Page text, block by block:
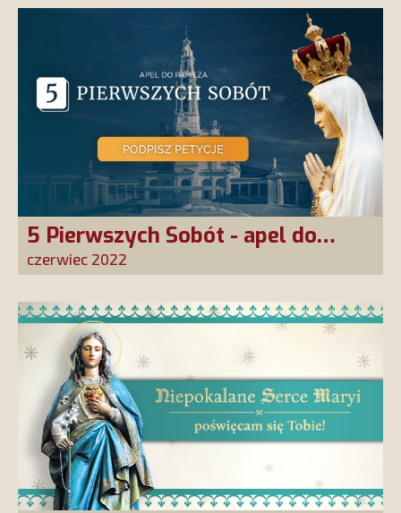
5 Pierwszych Sobót - apel do
papieża
czerwiec 2022